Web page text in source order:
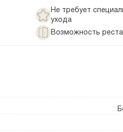
Не требует
ухода
Возможность